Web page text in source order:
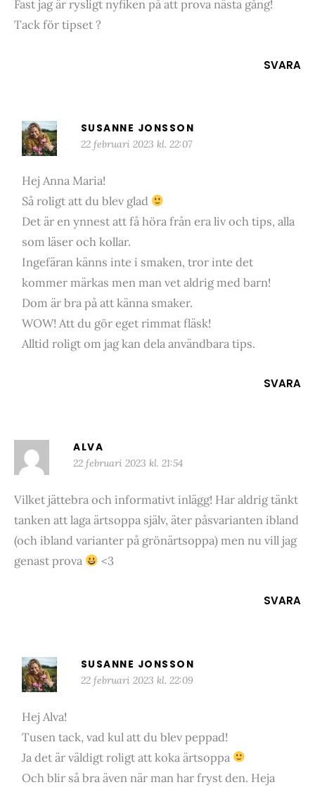
Fast jag är rysligt nyfiken på att prova nästa gång!
Tack för tipset ?
SVARA
SUSANNE JONSSON
22 februari 2023 kl. 22:07
Hej Anna Maria!
Så roligt att du blev glad
Det är en ynnest att få höra från era liv och tips, alla
som läser och kollar.
Ingefäran känns inte i smaken, tror inte det
kommer märkas men man vet aldrig med barn!
Dom är bra på att känna smaker.
WOW! Att du gör eget rimmat fläsk!
Alltid roligt om jag kan dela användbara tips.
SVARA
ALVA
22 februari 2023 kl. 21:54
Vilket jättebra och informativt inlägg! Har aldrig tänkt
tanken att laga ärtsoppa själv, äter påsvarianten ibland
(och ibland varianter på grönärtsoppa) men nu vill jag
genast prova
<3
SVARA
SUSANNE JONSSON
22 februari 2023 kl. 22:09
Hej Alva!
Tusen tack, vad kul att du blev peppad!
Ja det är väldigt roligt att koka ärtsoppa
Och blir så bra även när man har fryst den. Heja